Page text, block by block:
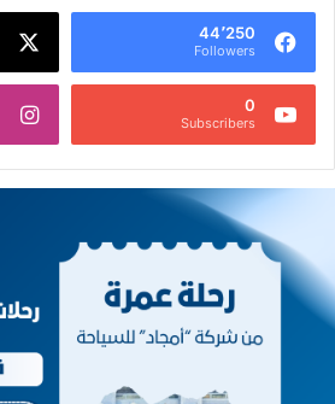
44٬250
Followers
0
Subscribers